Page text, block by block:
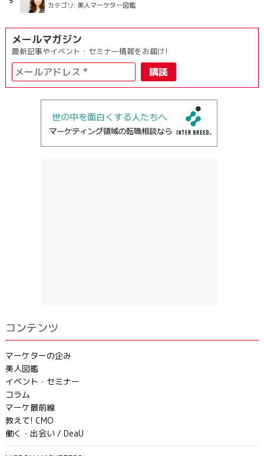
カテゴリ: 美人マーケター図鑑
メールマガジン
最新記事やイベント・セミナー情報をお届け!
コンテンツ
マーケターの企み
美人図鑑
イベント・セミナー
コラム
マーケ最前線
教えて! CMO
働く・出会い / DeaU